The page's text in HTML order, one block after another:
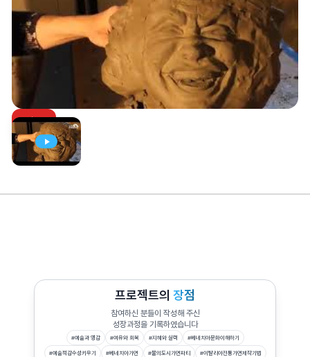
프로젝트의 장점
참여하신 분들이 작성해 주신
성장과정을 기록하였습니다
#예술과 영감 #여유와 회복 #지혜와 실력 #베네치아문화이해하기
#예술적감수성키우기 #베네치아가면 #물의도시가면파티 #이탈리아전통가면제작기법